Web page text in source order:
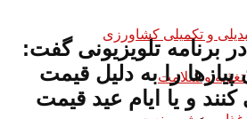
و تکمیلی کشاورزی
و سلامت
برنامه تلویزیونی گفت:
را به دلیل قیمت
و یا ایام عید قیمت